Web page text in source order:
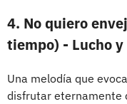
4. No quiero
tiempo) - Lucho y
Una melodía que
disfrutar eternamente